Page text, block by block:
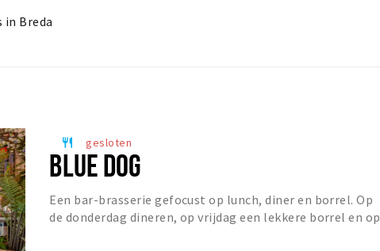
in Breda
restaurant gesloten
BLUE DOG
Een bar-brasserie gefocust op lunch, diner en borrel. Op
de donderdag dineren, op vrijdag een lekkere borrel en op